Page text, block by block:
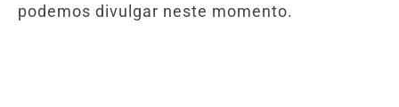
podemos divulgar neste momento.